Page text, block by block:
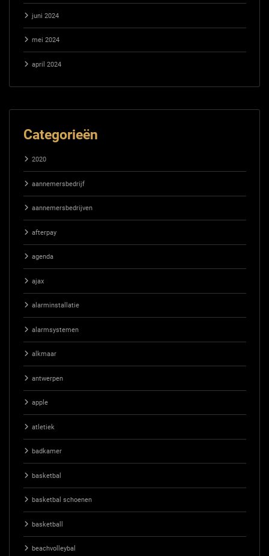
juni 2024
mei 2024
april 2024
Categorieën
2020
aannemersbedrijf
aannemersbedrijven
afterpay
agenda
ajax
alarminstallatie
alarmsystemen
alkmaar
antwerpen
apple
atletiek
badkamer
basketbal
basketbal schoenen
basketball
beachvolleybal